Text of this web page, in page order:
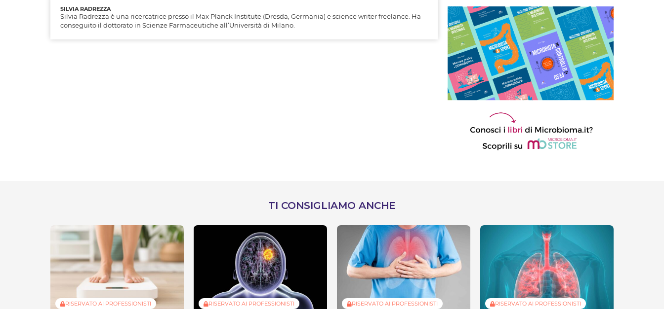
SILVIA RADREZZA
Silvia Radrezza è una ricercatrice presso il Max Planck Institute (Dresda, Germania) e science writer freelance. Ha
conseguito il dottorato in Scienze Farmaceutiche all’Università di Milano.
TI CONSIGLIAMO ANCHE
RISERVATO AI PROFESSIONISTI RISERVATO AI PROFESSIONISTI RISERVATO AI PROFESSIONISTI RISERVATO AI PROFESSIONISTI